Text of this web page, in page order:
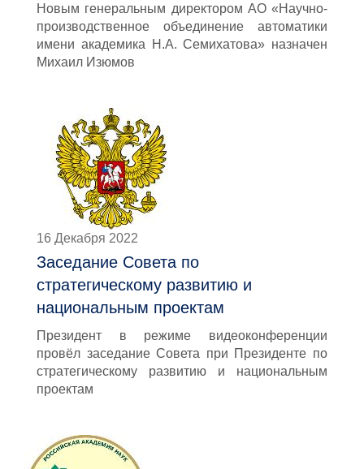
Новым генеральным директором АО «Научно-
производственное объединение автоматики
имени академика Н.А. Семихатова» назначен
Михаил Изюмов
16 Декабря 2022
Заседание Совета по
стратегическому развитию и
национальным проектам
Президент в режиме видеоконференции
провёл заседание Совета при Президенте по
стратегическому развитию и национальным
проектам